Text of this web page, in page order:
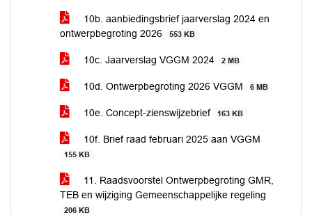
10b. aanbiedingsbrief jaarverslag 2024 en
ontwerpbegroting 2026
553 KB
10c. Jaarverslag VGGM 2024 2 MB
10d. Ontwerpbegroting 2026 VGGM 6 MB
10e. Concept-zienswijzebrief 163 KB
10f. Brief raad februari 2025 aan VGGM
155 KB
11. Raadsvoorstel Ontwerpbegroting GMR,
TEB en wijziging Gemeenschappelijke regeling
206 KB